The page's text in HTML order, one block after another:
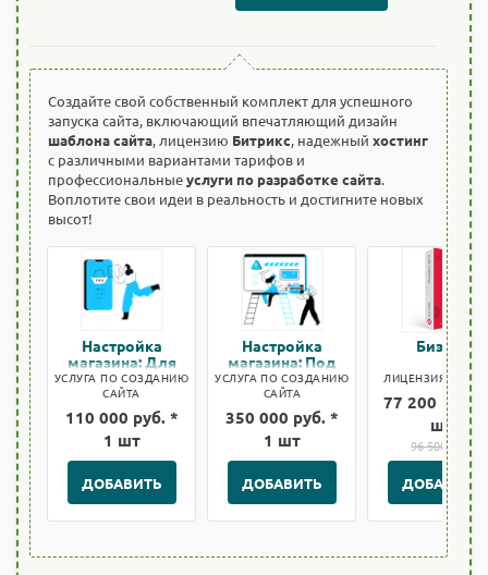
Создайте свой собственный комплект для успешного
запуска сайта, включающий впечатляющий дизайн
шаблона сайта, лицензию Битрикс, надежный хостинг
с различными вариантами тарифов и
профессиональныеуслуги по разработке сайта.
Воплотите свои идеи в реальность и достигните новых
высот!
Настройка
магазина: Для
быстрого старта
УСЛУГА ПО СОЗДАНИЮ
САЙТА
110 000 руб. *
1 шт
ДОБАВИТЬ
Настройка
магазина: Под
ключ
УСЛУГА ПО СОЗДАНИЮ
САЙТА
350 000 руб. *
1 шт
ДОБАВИТЬ
Бизнес
ЛИЦЕНЗИЯ
77 200 руб.
шт
96 500 руб.
ДОБАВИТЬ